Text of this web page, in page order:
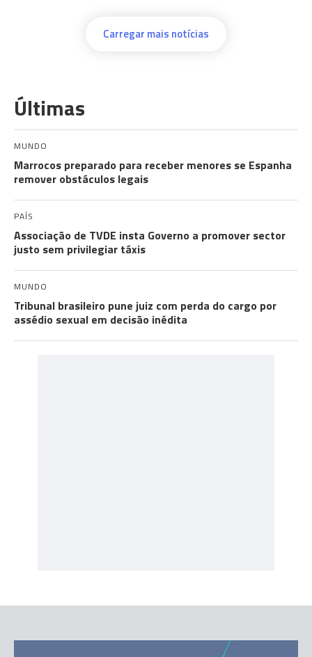
Carregar mais notícias
Últimas
MUNDO
Marrocos preparado para receber menores se Espanha
remover obstáculos legais
PAÍS
Associação de TVDE insta Governo a promover sector
justo sem privilegiar táxis
MUNDO
Tribunal brasileiro pune juiz com perda do cargo por
assédio sexual em decisão inédita